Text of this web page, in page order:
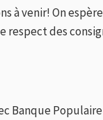
à venir! On
respect des
Banque